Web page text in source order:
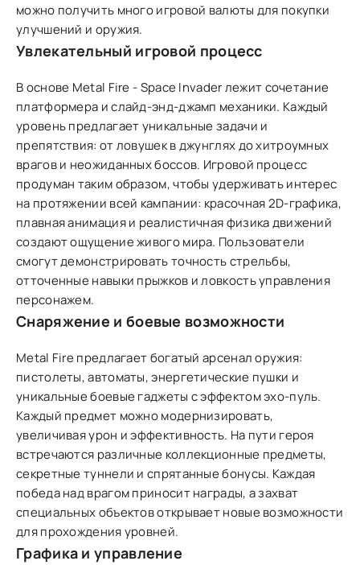
можно получить много игровой валюты для покупки
улучшений и оружия.
Увлекательный игровой процесс
В основе Metal Fire - Space Invader лежит сочетание
платформера и слайд-энд-джамп механики. Каждый
уровень предлагает уникальные задачи и
препятствия: от ловушек в джунглях до хитроумных
врагов и неожиданных боссов. Игровой процесс
продуман таким образом, чтобы удерживать интерес
на протяжении всей кампании: красочная 2D-графика,
плавная анимация и реалистичная физика движений
создают ощущение живого мира. Пользователи
смогут демонстрировать точность стрельбы,
отточенные навыки прыжков и ловкость управления
персонажем.
Снаряжение и боевые возможности
Metal Fire предлагает богатый арсенал оружия:
пистолеты, автоматы, энергетические пушки и
уникальные боевые гаджеты с эффектом эхо-пуль.
Каждый предмет можно модернизировать,
увеличивая урон и эффективность. На пути героя
встречаются различные коллекционные предметы,
секретные туннели и спрятанные бонусы. Каждая
победа над врагом приносит награды, а захват
специальных объектов открывает новые возможности
для прохождения уровней.
Графика и управление